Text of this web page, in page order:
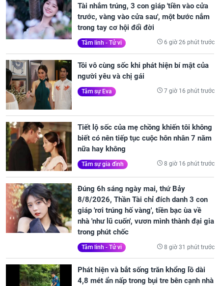
Tài nhắm trúng, 3 con giáp 'tiền vào cửa
trước, vàng vào cửa sau', một bước nắm
trong tay cơ hội đổi đời
Tâm linh - Tử vi 6 giờ 26 phút trước
Tôi vô cùng sốc khi phát hiện bí mật của
người yêu và chị gái
Tâm sự Eva 7 giờ 16 phút trước
Tiết lộ sốc của mẹ chồng khiến tôi không
biết có nên tiếp tục cuộc hôn nhân 7 năm
nữa hay không
Tâm sự gia đình 8 giờ 16 phút trước
Đúng 6h sáng ngày mai, thứ Bảy
8/8/2026, Thần Tài chỉ đích danh 3 con
giáp 'rơi trúng hố vàng', tiền bạc ùa về
nhà 'như lũ cuốn', vươn mình thành đại gia
trong phút chốc
Tâm linh - Tử vi 8 giờ 31 phút trước
Phát hiện và bắt sống trăn khổng lồ dài
4,8 mét ẩn nấp trong bụi tre bên cạnh nhà